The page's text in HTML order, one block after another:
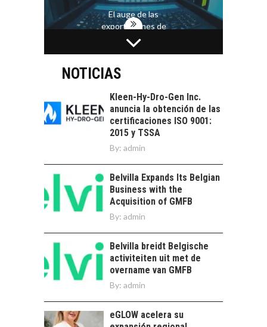
El auge de las
exportaciones de
servicios digitales en
Chile:…
TURISMO EN EL
DESIERTO DE
ATACAMA:
OPORTUNIDADES
PARA EL
DESARROLLO LOCAL
El Desierto de
Atacama: Motor
Estratégico para el
LA INDUSTRIA
FRENTE AL DESAFÍO
DE LA
SOSTENIBILIDAD
Minería chilena: un
el reto ineludible de…
CHILE COMO HUB
TECNOLÓGICO DE
AMÉRICA LATINA:
AVANCES Y DESAFÍOS
Chile como hub
tecnológico de
América Latina:
NOTICIAS
Kleen-Hy-Dro-Gen Inc.
anuncia la obtención de las
certificaciones ISO 9001:
2015 y TSSA
By: admin
Belvilla Expands Its Belgian
Business with the
Acquisition of GMFB
By: admin
Belvilla breidt Belgische
activiteiten uit met de
overname van GMFB
By: admin
eGLOW acelera su